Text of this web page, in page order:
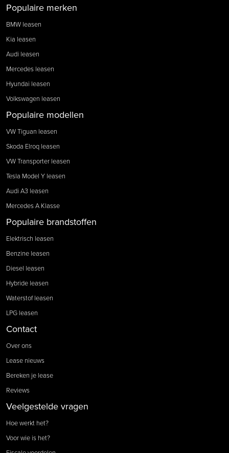
Populaire merken
BMW leasen
Kia leasen
Audi leasen
Mercedes leasen
Hyundai leasen
Volkswagen leasen
Populaire modellen
VW Tiguan leasen
Skoda Elroq leasen
VW Transporter leasen
Tesla Model Y leasen
Audi A3 leasen
Mercedes A Klasse
Populaire brandstoffen
Elektrisch leasen
Benzine leasen
Diesel leasen
Hybride leasen
Waterstof leasen
LPG leasen
Contact
Over ons
Lease nieuws
Bereken je lease
Reviews
Veelgestelde vragen
Hoe werkt het?
Voor wie is het?